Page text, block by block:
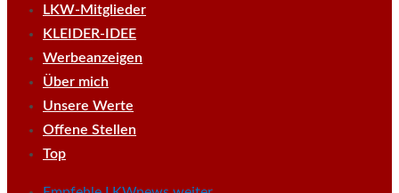
LKW-Mitglieder
KLEIDER-IDEE
Werbeanzeigen
Über mich
Unsere Werte
Offene Stellen
Top